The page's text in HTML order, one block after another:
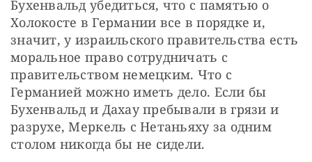
Бухенвальд убедиться, что с памятью о
Холокосте в Германии все в порядке и,
значит, у израильского правительства есть
моральное право сотрудничать с
правительством немецким. Что с
Германией можно иметь дело. Если бы
Бухенвальд и Дахау пребывали в грязи и
разрухе, Меркель с Нетаньяху за одним
столом никогда бы не сидели.